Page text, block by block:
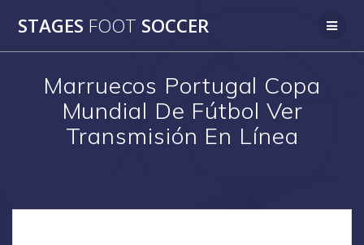
to
STAGES FOOT SOCCER
Marruecos Portugal Copa
Mundial De Fútbol Ver
Transmisión En Línea